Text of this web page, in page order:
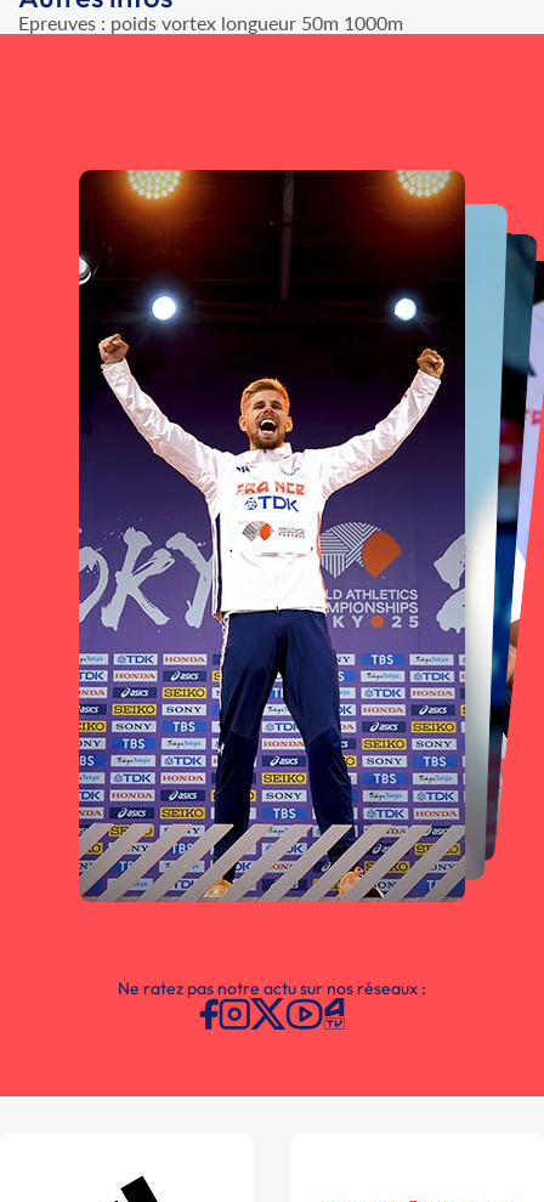
Epreuves : poids vortex longueur 50m 1000m
Ne ratez pas notre actu sur nos réseaux :